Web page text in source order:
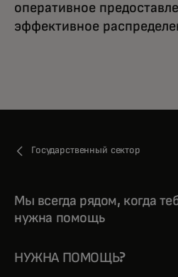
оперативное
эффективное
Государственный сектор
Мы всегда рядом, когда
нужна помощь
НУЖНА ПОМОЩЬ?